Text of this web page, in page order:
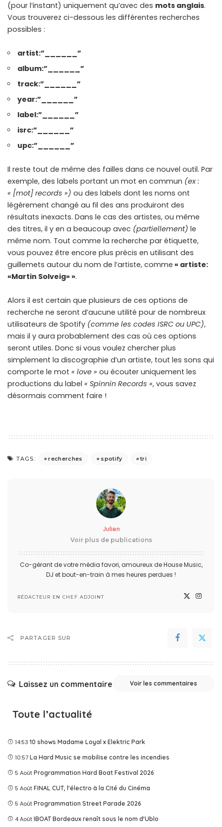
(pour l’instant) uniquement qu’avec des mots anglais.
Vous trouverez ci-dessous les différentes recherches
possibles :
artist:”______”
album:”______”
track:”______”
year:”______”
label:”______”
isrc:”______”
upc:”______”
Il reste tout de même des failles dans ce nouvel outil. Par
exemple, des labels portant un mot en commun (ex :
« [mot] records ») ou des labels dont les noms ont
légèrement changé au fil des ans produiront des
résultats inexacts. Dans le cas des artistes, ou même
des titres, il y en a beaucoup avec (partiellement) le
même nom. Tout comme la recherche par étiquette,
vous pouvez être encore plus précis en utilisant des
guillemets autour du nom de l’artiste, comme « artiste:
«Martin Solveig» ».
Alors il est certain que plusieurs de ces options de
recherche ne seront d’aucune utilité pour de nombreux
utilisateurs de Spotify (comme les codes ISRC ou UPC),
mais il y aura probablement des cas où ces options
seront utiles. Donc si vous voulez chercher plus
simplement la discographie d’un artiste, tout les sons qui
comporte le mot « love » ou écouter uniquement les
productions du label « Spinnin Records », vous savez
désormais comment faire !
TAGS: recherches spotify tri
Julien
Voir plus de publications
Co-gérant de votre média favori, amoureux de House Music,
DJ et bout-en-train à mes heures perdues !
RÉDACTEUR EN CHEF ADJOINT
PARTAGER SUR
Laissez un commentaire Voir les commentaires
Toute l’actualité
14:53 10 shows Madame Loyal x Elektric Park
10:57 La Hard Music se mobilise contre les incendies
5 Août Programmation Hard Boat Festival 2026
5 Août FINAL CUT, l'électro à la Cité du Cinéma
5 Août Programmation Street Parade 2026
4 Août IBOAT Bordeaux renaît sous le nom d'Ublo